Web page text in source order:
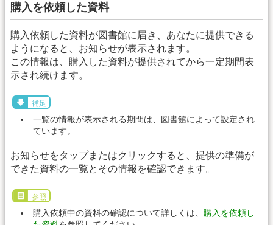
購入を依頼した資料
購入依頼した資料が図書館に届き、あなたに提供できる
ようになると、お知らせが表示されます。
この情報は、購入した資料が提供されてから一定期間表
示され続けます。
補足
一覧の情報が表示される期間は、図書館によって設定され
ています。
お知らせをタップまたはクリックすると、提供の準備が
できた資料の一覧とその情報を確認できます。
参照
購入依頼中の資料の確認について詳しくは、 購入を依頼し